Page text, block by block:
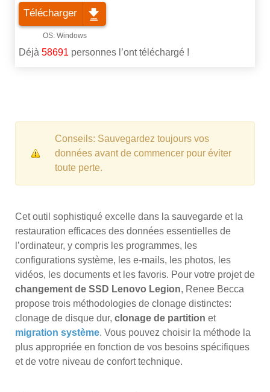
Télécharger
Déjà 58691 personnes l’ont téléchargé !
Conseils: Sauvegardez toujours vos
données avant de commencer pour éviter
toute perte.
Cet outil sophistiqué excelle dans la sauvegarde et la
restauration efficaces des données essentielles de
l’ordinateur, y compris les programmes, les
configurations système, les e-mails, les photos, les
vidéos, les documents et les favoris. Pour votre projet de
changement de SSD Lenovo Legion, Renee Becca
propose trois méthodologies de clonage distinctes:
clonage de disque dur, clonage de partition et
migration système. Vous pouvez choisir la méthode la
plus appropriée en fonction de vos besoins spécifiques
et de votre niveau de confort technique.